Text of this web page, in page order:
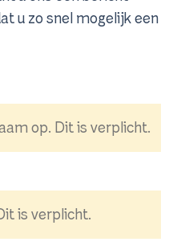
u zo snel mogelijk een